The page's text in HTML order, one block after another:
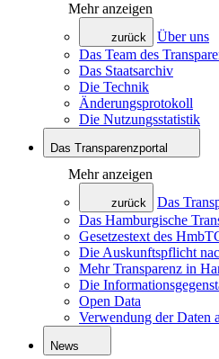
Mehr anzeigen
zurück
Über uns
Das Team des
Das Staatsarchiv
Die Technik
Änderungsprotokoll
Die Nutzungsstatistik
Das Transparenzportal
Mehr anzeigen
zurück
Das
Das Hamburgische
Gesetzestext des
Die Auskunftspflicht
Mehr Transparenz in
Die
Open Data
Verwendung der Daten
News